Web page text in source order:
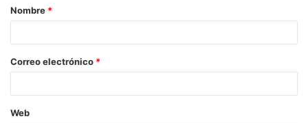
Nombre *
Correo electrónico *
Web